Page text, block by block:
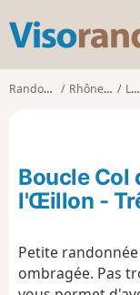
Randonnées Rhône-Alpes Loire
Boucle Col
l'Œillon -
Petite
ombragée. Pas